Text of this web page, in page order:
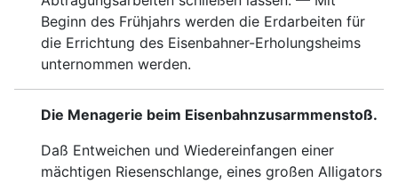
Beginn des Frühjahrs werden die Erdarbeiten für
die Errichtung des Eisenbahner-Erholungsheims
unternommen werden.
Die Menagerie beim Eisenbahnzusarmmenstoß.
Daß Entweichen und Wiedereinfangen einer
mächtigen Riesenschlange, eines großen Alligators